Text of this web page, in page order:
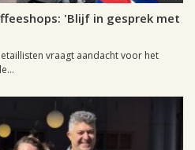
'Blijf in gesprek met
vraagt aandacht voor het